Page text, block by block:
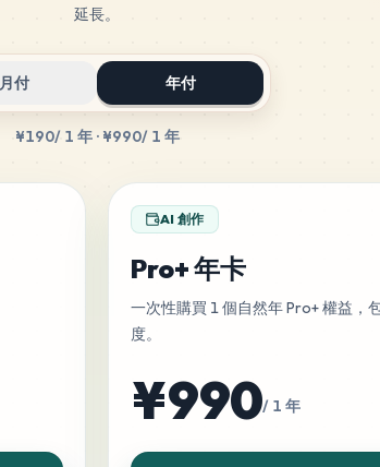
延長。
月付 年付
¥190/ 1 年· ¥990/ 1 年
AI 創作
Pro+ 年卡
一次性購買 1 個自然年 Pro+ 權益，
度。
¥990/ 1 年